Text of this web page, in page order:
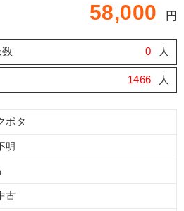
58,000 円
0 人
1466 人
ボタ
明
古